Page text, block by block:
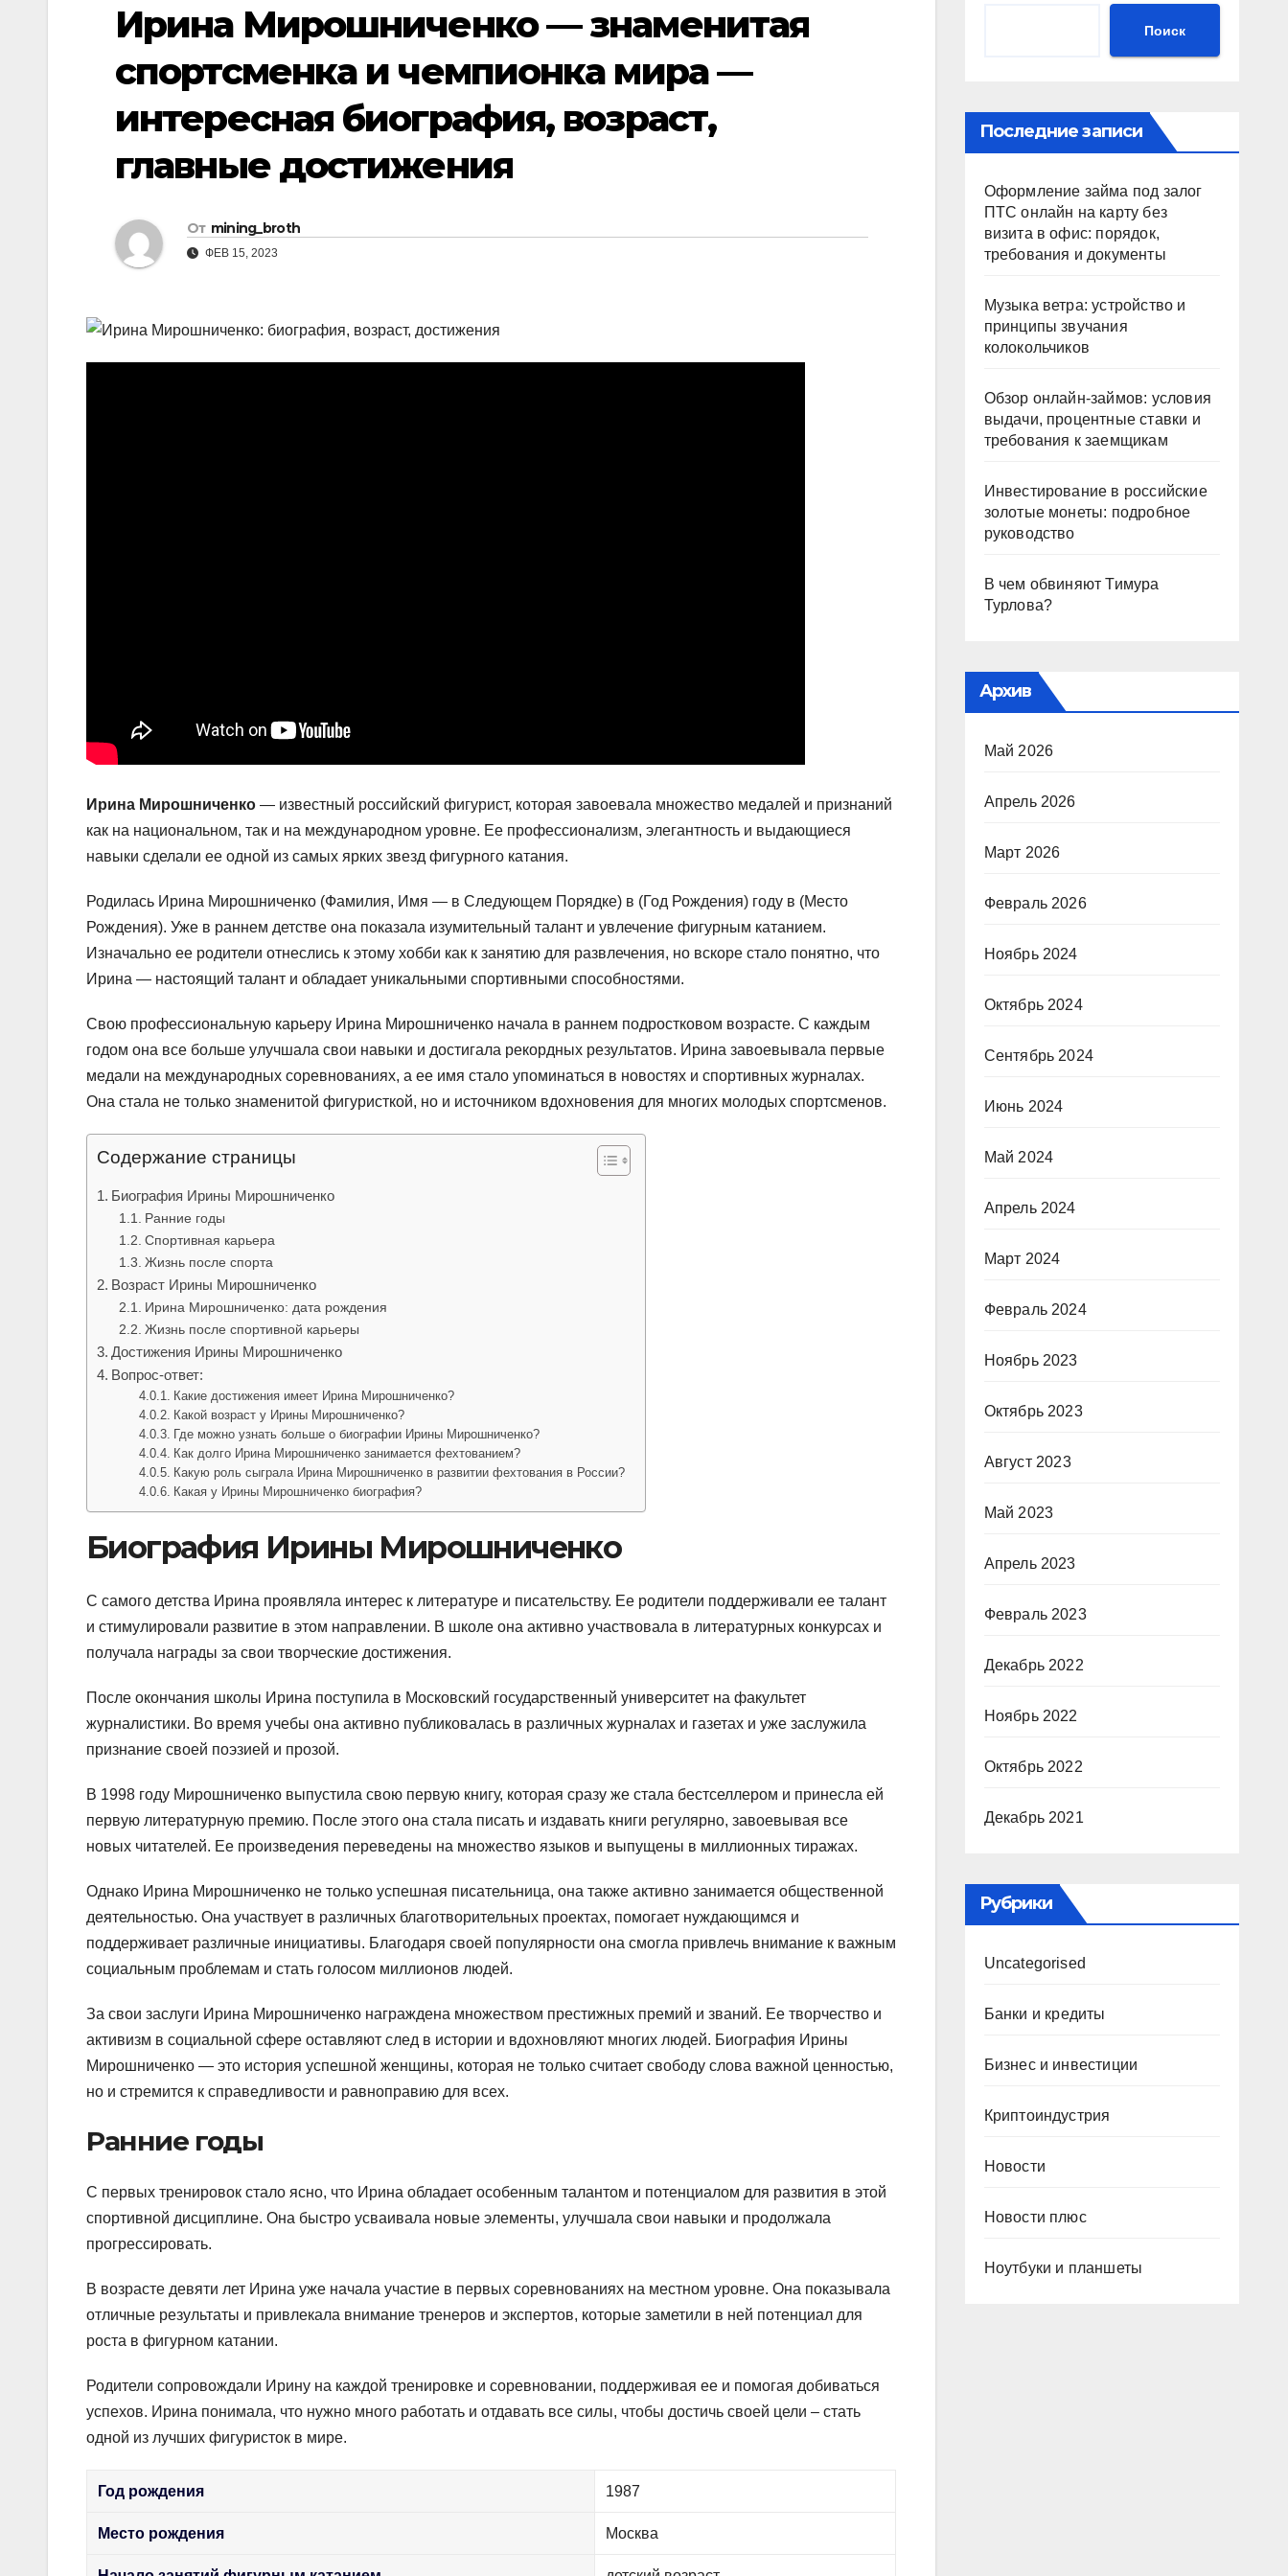
Ирина Мирошниченко — знаменитая
спортсменка и чемпионка мира —
интересная биография, возраст,
главные достижения
От mining_broth
ФЕВ 15, 2023
Ирина Мирошниченко — известный российский фигурист, которая завоевала множество медалей и признаний
как на национальном, так и на международном уровне. Ее профессионализм, элегантность и выдающиеся
навыки сделали ее одной из самых ярких звезд фигурного катания.
Родилась Ирина Мирошниченко (Фамилия, Имя — в Следующем Порядке) в (Год Рождения) году в (Место
Рождения). Уже в раннем детстве она показала изумительный талант и увлечение фигурным катанием.
Изначально ее родители отнеслись к этому хобби как к занятию для развлечения, но вскоре стало понятно, что
Ирина — настоящий талант и обладает уникальными спортивными способностями.
Свою профессиональную карьеру Ирина Мирошниченко начала в раннем подростковом возрасте. С каждым
годом она все больше улучшала свои навыки и достигала рекордных результатов. Ирина завоевывала первые
медали на международных соревнованиях, а ее имя стало упоминаться в новостях и спортивных журналах.
Она стала не только знаменитой фигуристкой, но и источником вдохновения для многих молодых спортсменов.
Содержание страницы
Биография Ирины Мирошниченко
Ранние годы
Спортивная карьера
Жизнь после спорта
Возраст Ирины Мирошниченко
Ирина Мирошниченко: дата рождения
Жизнь после спортивной карьеры
Достижения Ирины Мирошниченко
Вопрос-ответ:
Какие достижения имеет Ирина Мирошниченко?
Какой возраст у Ирины Мирошниченко?
Где можно узнать больше о биографии Ирины Мирошниченко?
Как долго Ирина Мирошниченко занимается фехтованием?
Какую роль сыграла Ирина Мирошниченко в развитии фехтования в России?
Какая у Ирины Мирошниченко биография?
Биография Ирины Мирошниченко
С самого детства Ирина проявляла интерес к литературе и писательству. Ее родители поддерживали ее талант
и стимулировали развитие в этом направлении. В школе она активно участвовала в литературных конкурсах и
получала награды за свои творческие достижения.
После окончания школы Ирина поступила в Московский государственный университет на факультет
журналистики. Во время учебы она активно публиковалась в различных журналах и газетах и уже заслужила
признание своей поэзией и прозой.
В 1998 году Мирошниченко выпустила свою первую книгу, которая сразу же стала бестселлером и принесла ей
первую литературную премию. После этого она стала писать и издавать книги регулярно, завоевывая все
новых читателей. Ее произведения переведены на множество языков и выпущены в миллионных тиражах.
Однако Ирина Мирошниченко не только успешная писательница, она также активно занимается общественной
деятельностью. Она участвует в различных благотворительных проектах, помогает нуждающимся и
поддерживает различные инициативы. Благодаря своей популярности она смогла привлечь внимание к важным
социальным проблемам и стать голосом миллионов людей.
За свои заслуги Ирина Мирошниченко награждена множеством престижных премий и званий. Ее творчество и
активизм в социальной сфере оставляют след в истории и вдохновляют многих людей. Биография Ирины
Мирошниченко — это история успешной женщины, которая не только считает свободу слова важной ценностью,
но и стремится к справедливости и равноправию для всех.
Ранние годы
С первых тренировок стало ясно, что Ирина обладает особенным талантом и потенциалом для развития в этой
спортивной дисциплине. Она быстро усваивала новые элементы, улучшала свои навыки и продолжала
прогрессировать.
В возрасте девяти лет Ирина уже начала участие в первых соревнованиях на местном уровне. Она показывала
отличные результаты и привлекала внимание тренеров и экспертов, которые заметили в ней потенциал для
роста в фигурном катании.
Родители сопровождали Ирину на каждой тренировке и соревновании, поддерживая ее и помогая добиваться
успехов. Ирина понимала, что нужно много работать и отдавать все силы, чтобы достичь своей цели – стать
одной из лучших фигуристок в мире.
Год рождения 1987
Место рождения Москва
Поиск
Последние записи
Оформление займа под залог
ПТС онлайн на карту без
визита в офис: порядок,
требования и документы
Музыка ветра: устройство и
принципы звучания
колокольчиков
Обзор онлайн-займов: условия
выдачи, процентные ставки и
требования к заемщикам
Инвестирование в российские
золотые монеты: подробное
руководство
В чем обвиняют Тимура
Турлова?
Архив
Май 2026
Апрель 2026
Март 2026
Февраль 2026
Ноябрь 2024
Октябрь 2024
Сентябрь 2024
Июнь 2024
Май 2024
Апрель 2024
Март 2024
Февраль 2024
Ноябрь 2023
Октябрь 2023
Август 2023
Май 2023
Апрель 2023
Февраль 2023
Декабрь 2022
Ноябрь 2022
Октябрь 2022
Декабрь 2021
Рубрики
Uncategorised
Банки и кредиты
Бизнес и инвестиции
Криптоиндустрия
Новости
Новости плюс
Ноутбуки и планшеты